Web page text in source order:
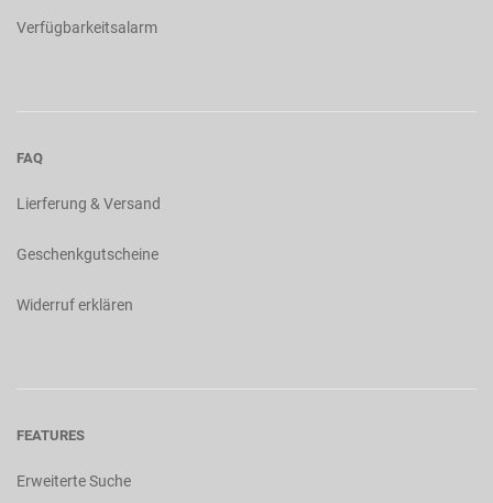
Verfügbarkeitsalarm
FAQ
Lierferung & Versand
Geschenkgutscheine
Widerruf erklären
FEATURES
Erweiterte Suche